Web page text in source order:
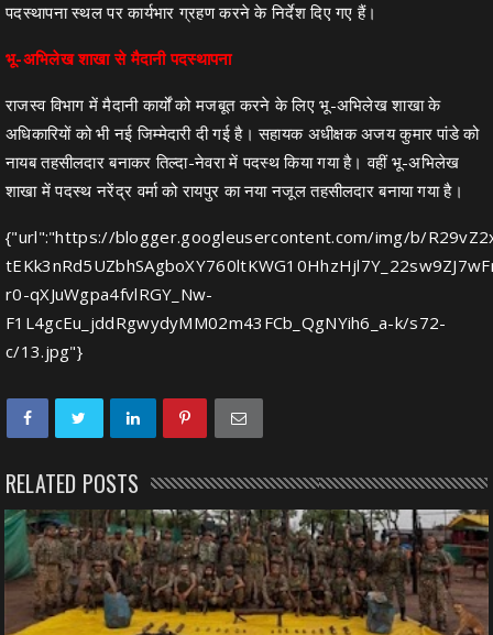
पदस्थापना स्थल पर कार्यभार ग्रहण करने के निर्देश दिए गए हैं।
भू-अभिलेख शाखा से मैदानी पदस्थापना
राजस्व विभाग में मैदानी कार्यों को मजबूत करने के लिए भू-अभिलेख शाखा के
अधिकारियों को भी नई जिम्मेदारी दी गई है। सहायक अधीक्षक अजय कुमार पांडे को
नायब तहसीलदार बनाकर तिल्दा-नेवरा में पदस्थ किया गया है। वहीं भू-अभिलेख
शाखा में पदस्थ नरेंद्र वर्मा को रायपुर का नया नजूल तहसीलदार बनाया गया है।
{"url":"https://blogger.googleusercontent.com/img/b/
r0-qXJuWgpa4fvlRGY_Nw-
F1L4gcEu_jddRgwydyMM02m43FCb_QgNYih6_a-k/s72-
c/13.jpg"}
RELATED POSTS